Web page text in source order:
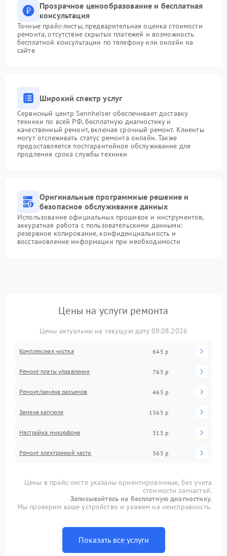
Прозрачное ценообразование и бесплатная
консультация
Точные прайс-листы, предварительная оценка стоимости
ремонта, отсутствие скрытых платежей и возможность
бесплатной консультации по телефону или онлайн на
сайте
Широкий спектр услуг
Сервисный центр Sennheiser обеспечивает доставку
техники по всей РФ, бесплатную диагностику и
качественный ремонт, включая срочный ремонт. Клиенты
могут отслеживать статус ремонта онлайн. Также
предоставляется постгарантийное обслуживание для
продления срока службы техники
Оригинальные программные решение и
безопасное обслуживание данных
Использование официальных прошивок и инструментов,
аккуратная работа с пользовательскими данными:
резервное копирование, конфиденциальность и
восстановление информации при необходимости
Цены на услуги ремонта
Цены актуальны на текущую дату 09.08.2026
Комплексная чистка 645 р
Ремонт платы управления 765 р
Ремонт/замена разъемов 465 р
Замена капсюля 1365 р
Настройка микрофона 315 р
Ремонт электронной части 365 р
Цены в прайс-листе указаны ориентировочные, без учета
стоимости запчастей.
Записывайтесь на бесплатную диагностику.
Мы проверим ваше устройство и укажем на неисправность.
Показать все услуги